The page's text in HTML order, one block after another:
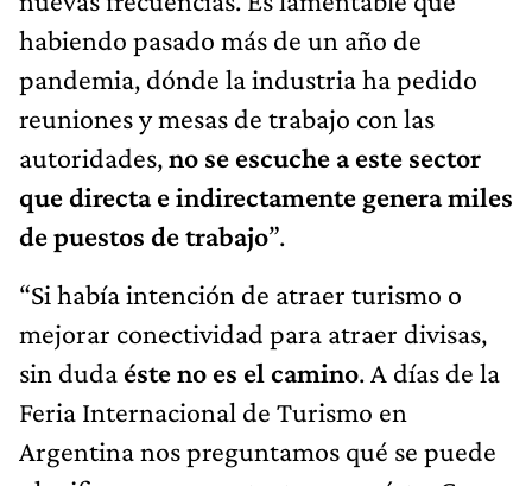
habiendo pasado más de un año de
pandemia, dónde la industria ha pedido
reuniones y mesas de trabajo con las
autoridades,no se escuche a este sector
que directa e indirectamente genera miles
de puestos de trabajo”.
“Si había intención de atraer turismo o
mejorar conectividad para atraer divisas,
sin duda éste no es el camino. A días de la
Feria Internacional de Turismo en
Argentina nos preguntamos qué se puede